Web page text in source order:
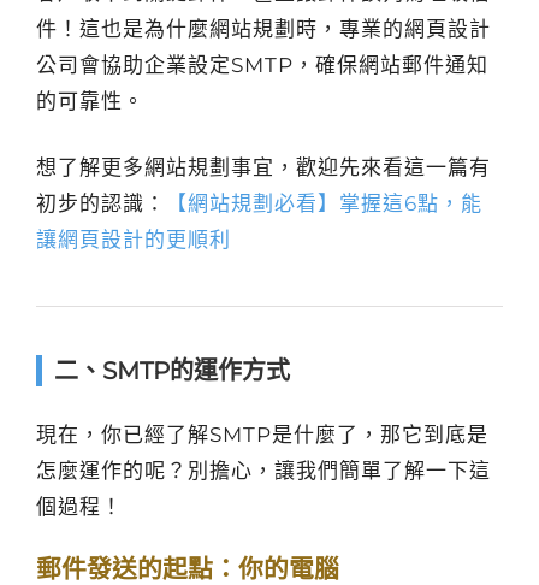
件！這也是為什麼網站規劃時，專業的網頁設計
公司會協助企業設定SMTP，確保網站郵件通知
的可靠性。
想了解更多網站規劃事宜，歡迎先來看這一篇有
初步的認識：
【網站規劃必看】掌握這6點，能
讓網頁設計的更順利
二、SMTP的運作方式
現在，你已經了解SMTP是什麼了，那它到底是
怎麼運作的呢？別擔心，讓我們簡單了解一下這
個過程！
郵件發送的起點：你的電腦